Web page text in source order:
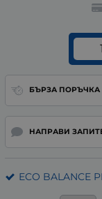
БЪРЗА ПОРЪЧКА
НАПРАВИ
ECO BALANCE